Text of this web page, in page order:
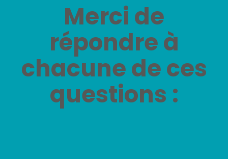
Merci de
répondre à
chacune de ces
questions :